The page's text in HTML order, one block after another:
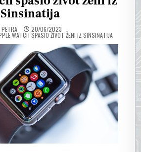
Sinsinatija
PETRA 20/06/2023
WATCH SPASIO ŽIVOT ŽENI IZ SINSINATIJA